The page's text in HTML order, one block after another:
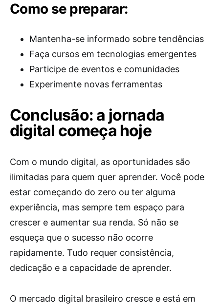
Como se preparar:
Mantenha-se informado sobre tendências
Faça cursos em tecnologias emergentes
Participe de eventos e comunidades
Experimente novas ferramentas
Conclusão: a jornada
digital começa hoje
Com o mundo digital, as oportunidades são
ilimitadas para quem quer aprender. Você pode
estar começando do zero ou ter alguma
experiência, mas sempre tem espaço para
crescer e aumentar sua renda. Só não se
esqueça que o sucesso não ocorre
rapidamente. Tudo requer consistência,
dedicação e a capacidade de aprender.
O mercado digital brasileiro cresce e está em